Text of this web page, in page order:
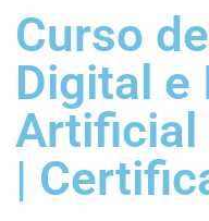
Curso
Digital e
Artificial
|